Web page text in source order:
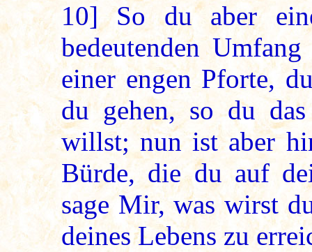
10]So du aber
bedeutenden
einer engen Pforte,
du gehen, so du
willst; nun ist aber
Bürde, die du auf
sage Mir, was wirst
deines Lebens zu